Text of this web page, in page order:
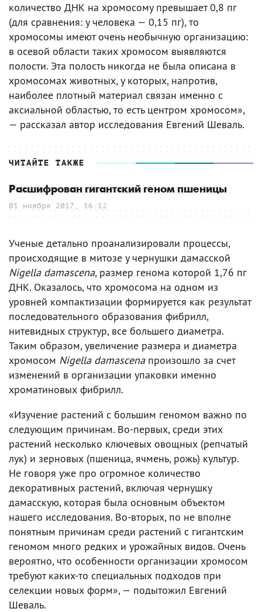
количество ДНК на хромосому превышает 0,8 пг
(для сравнения: у человека — 0,15 пг), то
хромосомы имеют очень необычную организацию:
в осевой области таких хромосом выявляются
полости. Эта полость никогда не была описана в
хромосомах животных, у которых, напротив,
наиболее плотный материал связан именно с
аксиальной областью, то есть центром хромосом»,
— рассказал автор исследования Евгений Шеваль.
ЧИТАЙТЕ ТАКЖЕ
Расшифрован гигантский геном пшеницы
01 ноября 2017, 16:12
Ученые детально проанализировали процессы,
происходящие в митозе у чернушки дамасской
Nigella damascena, размер генома которой 1,76 пг
ДНК. Оказалось, что хромосома на одном из
уровней компактизации формируется как результат
последовательного образования фибрилл,
нитевидных структур, все большего диаметра.
Таким образом, увеличение размера и диаметра
хромосом Nigella damascenaпроизошло за счет
изменений в организации упаковки именно
хроматиновых фибрилл.
«Изучение растений с большим геномом важно по
следующим причинам. Во-первых, среди этих
растений несколько ключевых овощных (репчатый
лук) и зерновых (пшеница, ячмень, рожь) культур.
Не говоря уже про огромное количество
декоративных растений, включая чернушку
дамасскую, которая была основным объектом
нашего исследования. Во-вторых, по не вполне
понятным причинам среди растений с гигантским
геномом много редких и урожайных видов. Очень
вероятно, что особенности организации хромосом
требуют каких-то специальных подходов при
селекции новых форм», — подытожил Евгений
Шеваль.